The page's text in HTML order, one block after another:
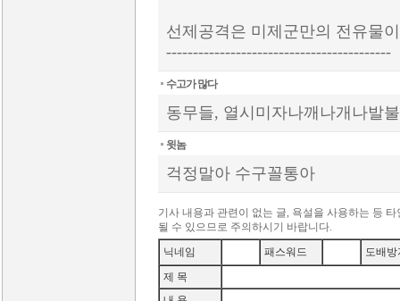
선제공격은 미제군만의 전유물
------------------------------------------
수고가 많다
동무들, 열시미자나깨나개나발
윗놈
걱정말아 수구꼴통아
기사 내용과 관련이 없는 글, 욕설을 사용하는 등
될 수 있으므로 주의하시기 바랍니다.
닉네임
패스워드
도배방
제 목